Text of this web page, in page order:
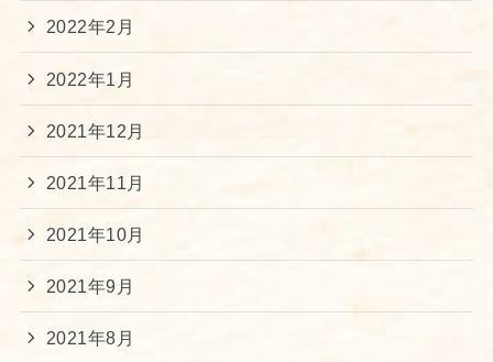
2022年2月
2022年1月
2021年12月
2021年11月
2021年10月
2021年9月
2021年8月